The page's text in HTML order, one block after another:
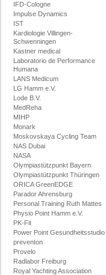
IFD-Cologne
Impulse Dynamics
IST
Kardiologie Villingen-
Schwenningen
Kastner medical
Laboratorio de Performance
Humana
LANS Medicum
LG Hamm e.V.
Lode B.V.
MedReha
MIHP
Monark
Moskovskaya Cycling Team
NAS Dubai
NASA
Olympiastützpunkt Bayern
Olympiastützpunkt Thüringen
ORICA GreenEDGE
Parador Ahrensburg
Personal Training Ruth Mattes
Physio Point Hamm e.V.
PK-Fit
Power Point Gesundheitsstudio
preventon
Provelo
Radlabor Freiburg
Royal Yachting Association